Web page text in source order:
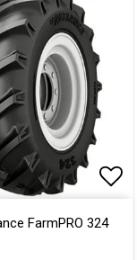
FarmPRO 324